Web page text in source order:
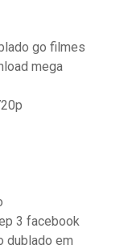
go filmes
mega
3 facebook
dublado em